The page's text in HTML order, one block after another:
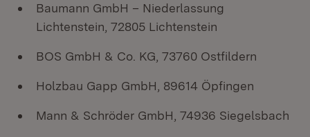
Baumann GmbH – Niederlassung
Lichtenstein, 72805 Lichtenstein
BOS GmbH & Co. KG, 73760 Ostfildern
Holzbau Gapp GmbH, 89614 Öpfingen
Mann & Schröder GmbH, 74936 Siegelsbach